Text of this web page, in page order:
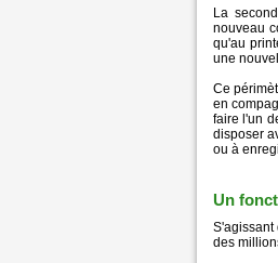
La
nouveau
qu'au
une
Ce
en
faire l'un
disposer
ou à
Un
des